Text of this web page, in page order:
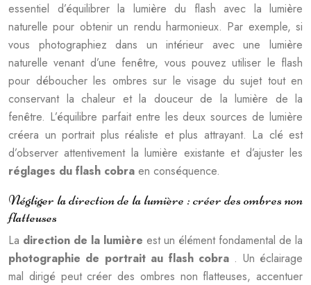
essentiel d’équilibrer la lumière du flash avec la lumière
naturelle pour obtenir un rendu harmonieux. Par exemple, si
vous photographiez dans un intérieur avec une lumière
naturelle venant d’une fenêtre, vous pouvez utiliser le flash
pour déboucher les ombres sur le visage du sujet tout en
conservant la chaleur et la douceur de la lumière de la
fenêtre. L’équilibre parfait entre les deux sources de lumière
créera un portrait plus réaliste et plus attrayant. La clé est
d’observer attentivement la lumière existante et d’ajuster les
réglages du flash cobra en conséquence.
Négliger la direction de la lumière : créer des ombres non
flatteuses
La direction de la lumière est un élément fondamental de la
photographie de portrait au flash cobra . Un éclairage
mal dirigé peut créer des ombres non flatteuses, accentuer